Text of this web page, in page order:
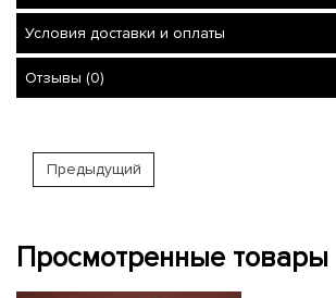
Условия доставки и оплаты
Отзывы (0)
Предыдущий
Просмотренные товары